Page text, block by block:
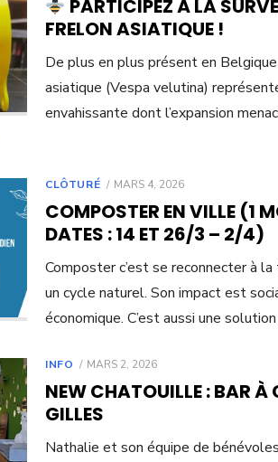
PARTICIPEZ À LA
FRELON ASIATIQUE !
De plus en plus présent en
asiatique (Vespa velutina)
envahissante dont l’expansion
CLÔTURÉ
POSTED
MARS 4, 2026
COMPOSTER EN VILLE (1
DATES : 14 ET 26/3 – 2/4)
Composter c’est se reconnecter à la
un cycle naturel. Son impact est
économique. C’est aussi une
INFO
POSTED
MARS 2, 2026
NEW CHATOUILLE : BAR
GILLES
Nathalie et son équipe de